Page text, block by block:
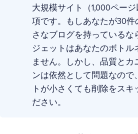
大規模サイト（1,000ペー
項です。もしあなたが30件
さなブログを持っているな
ジェットはあなたのボトル
ません。しかし、品質とカ
ンは依然として問題なので
トが小さくても削除をスキ
ださい。